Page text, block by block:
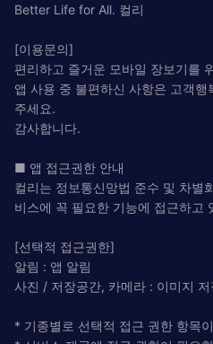
Better Life for All. 컬리
[이용문의]
편리하고 즐거운 모바일 장보기를
앱 사용 중 불편하신 사항은 고객
주세요.
감사합니다.
■ 앱 접근권한 안내
컬리는 정보통신망법 준수 및 차별
비스에 꼭 필요한 기능에 접근하고
[선택적 접근권한]
알림 : 앱 알림
사진 / 저장공간, 카메라 : 이미지
* 기종별로 선택적 접근 권한 항목